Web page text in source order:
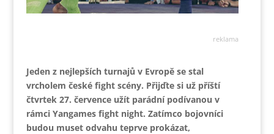
reklama
Jeden z nejlepších turnajů v Evropě se stal
vrcholem české fight scény. Přijďte si už příští
čtvrtek 27. července užít parádní podívanou v
rámci Yangames fight night. Zatímco bojovníci
budou muset odvahu teprve prokázat,